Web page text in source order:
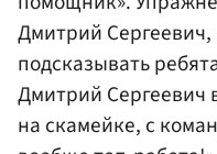
Дмитрий Сергеевич,
подсказывать
Дмитрий Сергеевич
на скамейке, с